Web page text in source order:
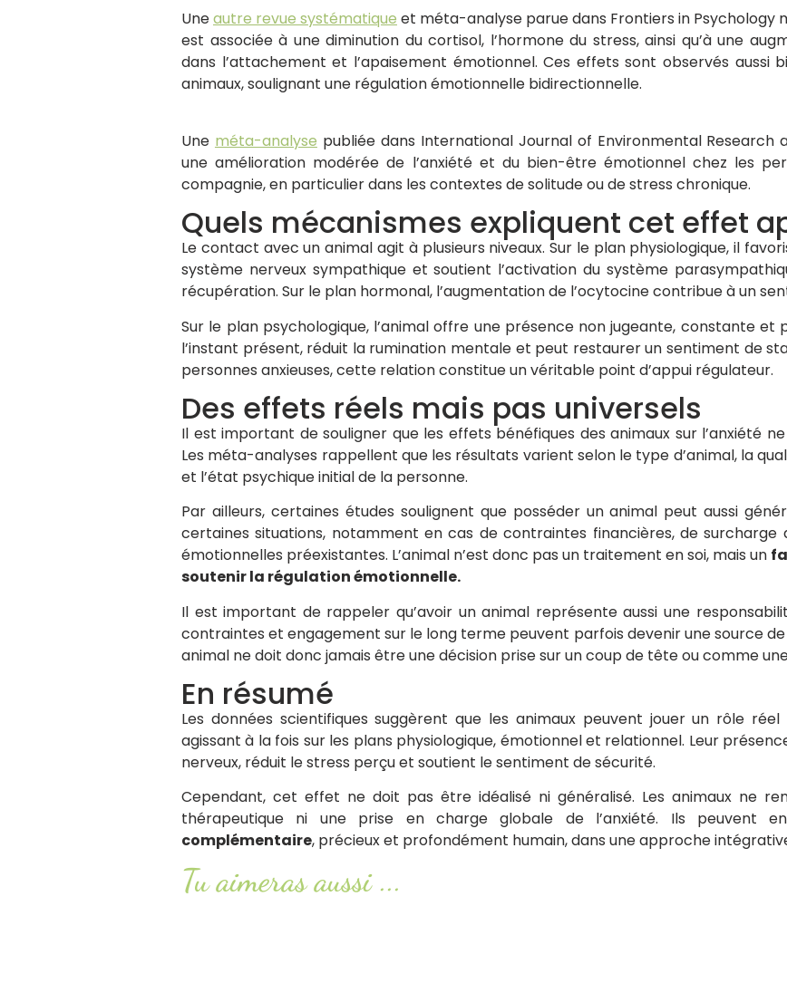
Uneautre revue systématique et méta-analyse parue dans Frontiers in Psychology
est associée à une diminution du cortisol, l’hormone du stress, ainsi qu’à une
dans l’attachement et l’apaisement émotionnel. Ces effets sont observés aussi
animaux, soulignant une régulation émotionnelle bidirectionnelle.
Une méta-analyse publiée dans International Journal of Environmental Research
une amélioration modérée de l’anxiété et du bien-être émotionnel chez les
compagnie, en particulier dans les contextes de solitude ou de stress chronique.
Quels mécanismes expliquent cet effet
Le contact avec un animal agit à plusieurs niveaux. Sur le plan physiologique, il
système nerveux sympathique et soutient l’activation du système
récupération. Sur le plan hormonal, l’augmentation de l’ocytocine contribue à un
Sur le plan psychologique, l’animal offre une présence non jugeante, constante et
l’instant présent, réduit la rumination mentale et peut restaurer un sentiment de
personnes anxieuses, cette relation constitue un véritable point d’appui régulateur.
Des effets réels mais pas universels
Il est important de souligner que les effets bénéfiques des animaux sur l’anxiété
Les méta-analyses rappellent que les résultats varient selon le type d’animal, la
et l’état psychique initial de la personne.
Par ailleurs, certaines études soulignent que posséder un animal peut aussi
certaines situations, notamment en cas de contraintes financières, de surcharge
émotionnelles préexistantes. L’animal n’est donc pas un traitement en soi, mais un
soutenir la régulation émotionnelle.
Il est important de rappeler qu’avoir un animal représente aussi une
contraintes et engagement sur le long terme peuvent parfois devenir une source
animal ne doit donc jamais être une décision prise sur un coup de tête ou comme
En résumé
Les données scientifiques suggèrent que les animaux peuvent jouer un rôle
agissant à la fois sur les plans physiologique, émotionnel et relationnel. Leur
nerveux, réduit le stress perçu et soutient le sentiment de sécurité.
Cependant, cet effet ne doit pas être idéalisé ni généralisé. Les animaux ne
thérapeutique ni une prise en charge globale de l’anxiété. Ils peuvent
complémentaire, précieux et profondément humain, dans une approche
Tu aimeras aussi ...